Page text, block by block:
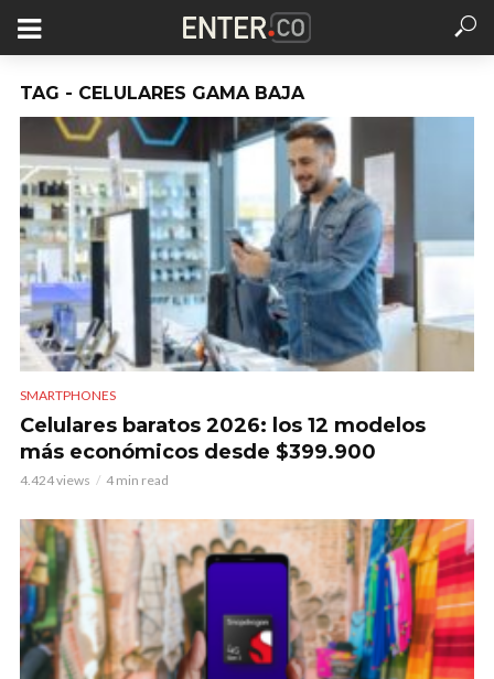
TAG - CELULARES GAMA BAJA
SMARTPHONES
Celulares baratos 2026: los 12 modelos
más económicos desde $399.900
4.424 views 4 min read